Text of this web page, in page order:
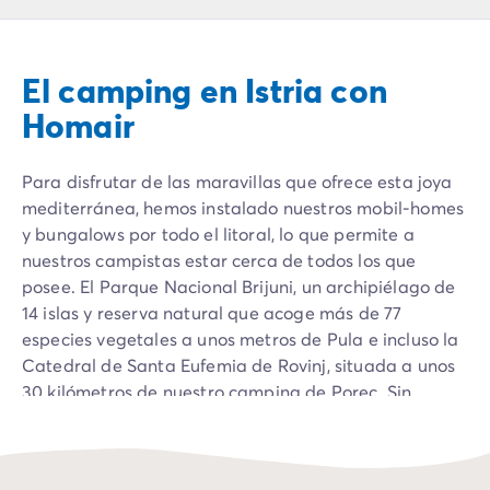
Camping Tarragona
Camping Comunidad Valenciana
Camping Costa Blanca
Camping Alicante
Camping Benidorm
Camping Costa de Azahar
Camping Peniscola
Camping Portugal
Camping Algarve
Camping Norte de Portugal
Camping Oporto
Camping Francia
Camping Dordoña - Périgord
El camping en Istria con
Homair
Para disfrutar de las maravillas que ofrece esta joya
mediterránea, hemos instalado nuestros mobil-homes
y bungalows por todo el litoral, lo que permite a
nuestros campistas estar cerca de todos los que
posee. El Parque Nacional Brijuni, un archipiélago de
14 islas y reserva natural que acoge más de 77
especies vegetales a unos metros de Pula e incluso la
Catedral de Santa Eufemia de Rovinj, situada a unos
30 kilómetros de nuestro camping de Porec. Sin
Motovun y Groznjan.